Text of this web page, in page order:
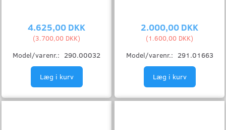
4.625,00 DKK
(3.700,00 DKK)
Model/varenr.: 290.00032
Læg i kurv
2.000,00 DKK
(1.600,00 DKK)
Model/varenr.: 291.01663
Læg i kurv